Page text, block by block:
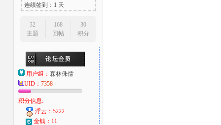
连续签到：1 天
32
主题
168
回帖
30
积分
用户组： 森林侏儒
UID： 7358
积分信息:
浮云：5222
金钱：11